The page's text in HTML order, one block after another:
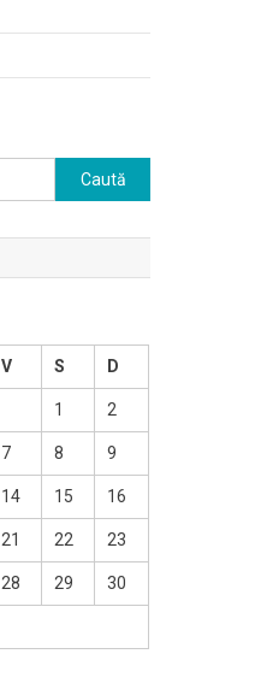
Caută
după:
V S D
1 2
7 8 9
14 15 16
21 22 23
28 29 30